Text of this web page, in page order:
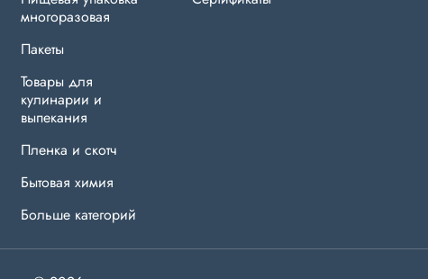
многоразовая
Пакеты
Товары для
кулинарии и
выпекания
Пленка и скотч
Бытовая химия
Больше категорий